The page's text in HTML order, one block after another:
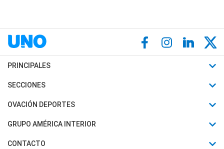
PRINCIPALES
Últimas Noticias
Política
SECCIONES
Horóscopo
Motores
OVACIÓN DEPORTES
Fútbol
Mundial
GRUPO AMÉRICA INTERIOR
Canal 7 en Vivo
CONTACTO